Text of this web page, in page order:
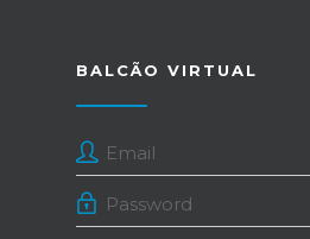
BALCÃO VIRTUAL